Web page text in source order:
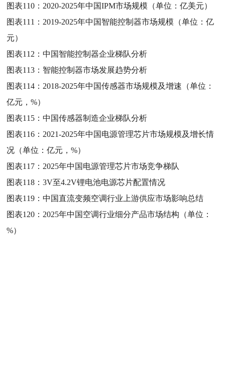
图表110： 2020-2025年中国IPM市场规模（单位：亿美元）
图表111： 2019-2025年中国智能控制器市场规模（单位：亿
元）
图表112：中国智能控制器企业梯队分析
图表113： 智能控制器市场发展趋势分析
图表114： 2018-2025年中国传感器市场规模及增速（单位：
亿元，%）
图表115：中国传感器制造企业梯队分析
图表116： 2021-2025年中国电源管理芯片市场规模及增长情
况（单位：亿元，%）
图表117： 2025年中国电源管理芯片市场竞争梯队
图表118：3V至4.2V锂电池电源芯片配置情况
图表119：中国直流变频空调行业上游供应市场影响总结
图表120： 2025年中国空调行业细分产品市场结构（单位：
%）